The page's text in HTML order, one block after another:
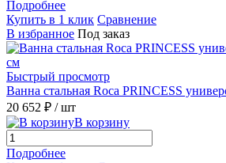
Подробнее
Купить в 1 клик Сравнение
В избранное Под заказ
Быстрый просмотр
Ванна стальная Roca PRINCESS
20 652 ₽ / шт
В корзину
Подробнее